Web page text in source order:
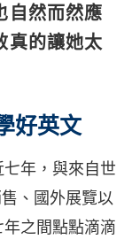
自然而然應
真的讓她太
好英文
年，與來自世
、國外展覽以
之間點點滴滴